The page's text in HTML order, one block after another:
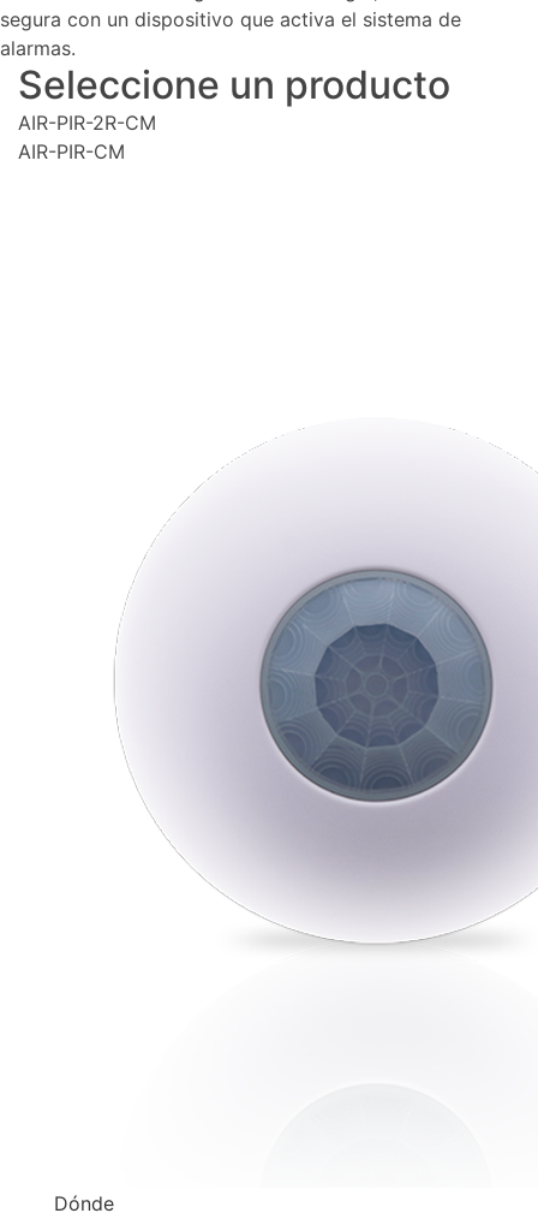
segura con un dispositivo que activa el sistema de
alarmas.
Seleccione un producto
AIR-PIR-2R-CM
AIR-PIR-CM
Dónde